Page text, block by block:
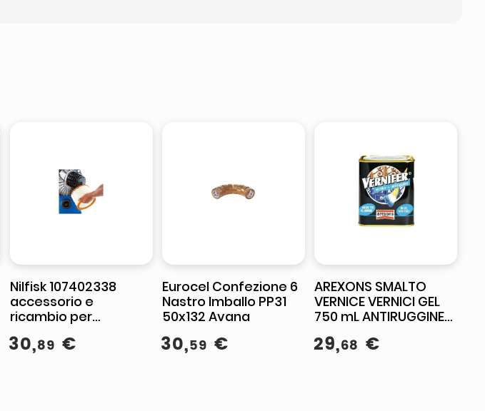
Nilfisk 107402338
accessorio e
ricambio per
aspirapolvere Filtro
30,89 €
Eurocel Confezione 6
Nastro Imballo PP31
50x132 Avana
30,59 €
AREXONS SMALTO
VERNICE VERNICI GEL
750 mL ANTIRUGGINE
VERNIFER VARI COLORI
(Bianco satinato -
29,68 €